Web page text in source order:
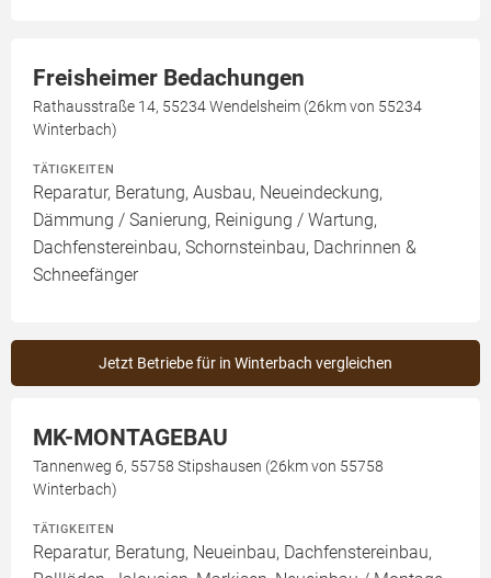
Freisheimer Bedachungen
Rathausstraße 14, 55234 Wendelsheim (26km von 55234
Winterbach)
TÄTIGKEITEN
Reparatur, Beratung, Ausbau, Neueindeckung,
Dämmung / Sanierung, Reinigung / Wartung,
Dachfenstereinbau, Schornsteinbau, Dachrinnen &
Schneefänger
Jetzt Betriebe für in Winterbach vergleichen
MK-MONTAGEBAU
Tannenweg 6, 55758 Stipshausen (26km von 55758
Winterbach)
TÄTIGKEITEN
Reparatur, Beratung, Neueinbau, Dachfenstereinbau,